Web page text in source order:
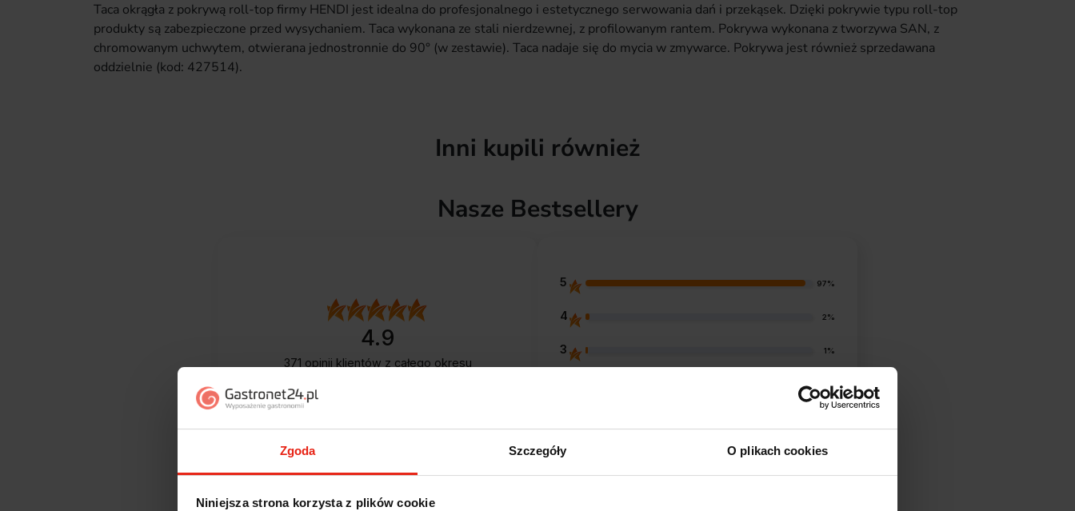
Zgoda Szczegóły O plikach cookies
Niniejsza strona korzysta z plików cookie
Taca okrągła z pokrywą roll-top firmy HENDI jest idealna do profesjonalnego i estetycznego serwowania dań i przekąsek. Dzięki pokrywie typu roll-top
produkty są zabezpieczone przed wysychaniem. Taca wykonana ze stali nierdzewnej, z profilowanym rantem. Pokrywa wykonana z tworzywa SAN, z
chromowanym uchwytem, otwierana jednostronnie do 90° (w zestawie). Taca nadaje się do mycia w zmywarce. Pokrywa jest również sprzedawana
oddzielnie (kod: 427514).
Inni kupili również
Nasze Bestsellery
4.9
371 opinii klientów z całego okresu
5 97%
4 2%
3 1%
0%